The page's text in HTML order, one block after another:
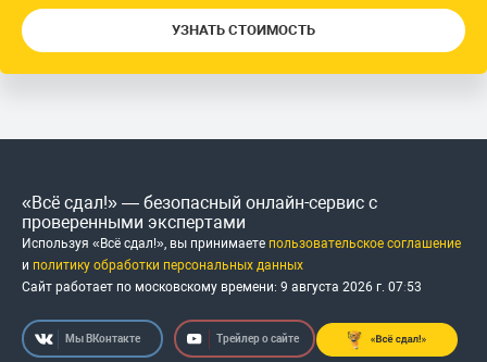
УЗНАТЬ СТОИМОСТЬ
«Всё сдал!» — безопасный онлайн-сервис с
проверенными экспертами
Используя «Всё сдал!», вы принимаете пользовательское соглашение
и политику обработки персональных данных
Сайт работает по московскому времени: 9 августа 2026 г. 07:53
Мы ВКонтакте Трейлер о сайте